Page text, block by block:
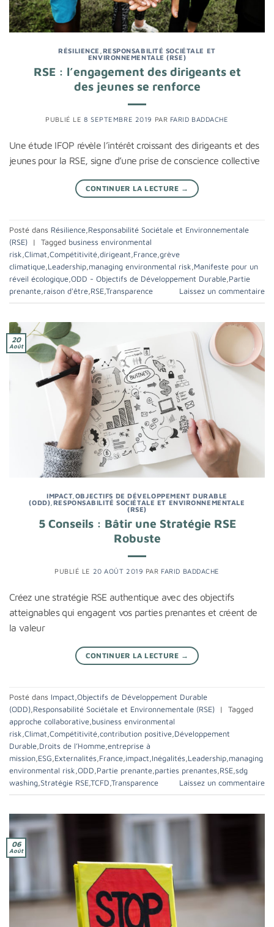
RÉSILIENCE RESPONSABILITÉ SOCIÉTALE ET
ENVIRONNEMENTALE (RSE)
RSE : l’engagement des dirigeants et
des jeunes se renforce
PUBLIÉ LE 8 SEPTEMBRE 2019 PAR FARID BADDACHE
Une étude IFOP révèle l’intérêt croissant des dirigeants et des
jeunes pour la RSE, signe d’une prise de conscience collective
CONTINUER LA LECTURE →
Posté dans Résilience,Responsabilité Sociétale et Environnementale
(RSE)
| Tagged business environmental
risk,Climat,Compétitivité,dirigeant,France,grève
climatique,Leadership,managing environmental risk,Manifeste pour un
réveil écologique,ODD - Objectifs de Développement Durable,Partie
prenante,raison d'être,RSE,Transparence Laissez un commentaire
20
Août
IMPACT, OBJECTIFS DE DÉVELOPPEMENT DURABLE
(ODD) RESPONSABILITÉ SOCIÉTALE ET ENVIRONNEMENTALE
(RSE)
5 Conseils : Bâtir une Stratégie RSE
Robuste
PUBLIÉ LE 20 AOÛT 2019 PAR FARID BADDACHE
Créez une stratégie RSE authentique avec des objectifs
atteignables qui engagent vos parties prenantes et créent de
la valeur
CONTINUER LA LECTURE →
Posté dans Impact,Objectifs de Développement Durable
(ODD),Responsabilité Sociétale et Environnementale (RSE) |
Tagged
approche collaborative,business environmental
risk,Climat,Compétitivité,contribution positive,Développement
Durable,Droits de l’Homme,entreprise à
mission,ESG,Externalités,France,impact,Inégalités,Leadership,managing
environmental risk,ODD,Partie prenante,parties prenantes,RSE,sdg
washing,Stratégie RSE,TCFD,Transparence Laissez un commentaire
06
Août